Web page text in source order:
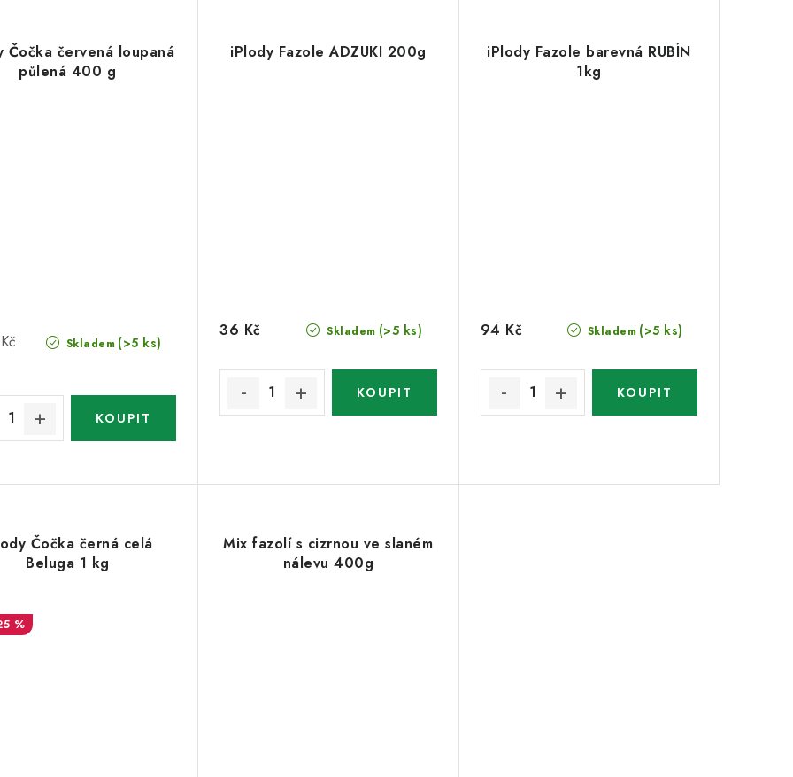
Čočka červená loupaná
půlená 400 g
Skladem (>5 ks)
iPlody Fazole ADZUKI 200g
Skladem (>5 ks)
36 Kč
iPlody Fazole barevná RUBÍN
1kg
Skladem (>5 ks)
94 Kč
Čočka černá celá
Beluga 1 kg
%
Mix fazolí s cizrnou ve slaném
nálevu 400g